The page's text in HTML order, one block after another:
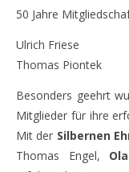
50 Jahre
Ulrich Friese
Thomas Piontek
Besonders geehrt
Mitglieder für ihre
Mit der Silbernen
Thomas Engel,